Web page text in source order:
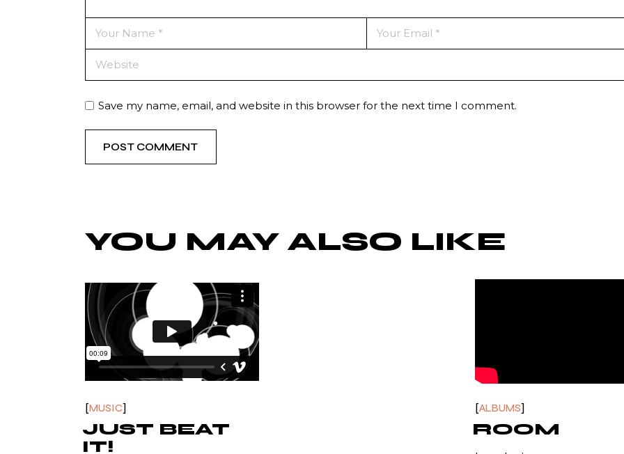
Save my name, email, and website in this browser for the next time I comment.
POST COMMENT
YOU MAY ALSO LIKE
MUSIC
JUST BEAT
IT!
ALBUMS
ROOM